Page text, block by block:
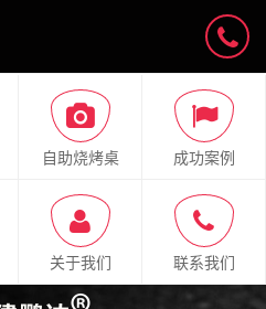
自助烧烤桌 成功案例
关于我们 联系我们